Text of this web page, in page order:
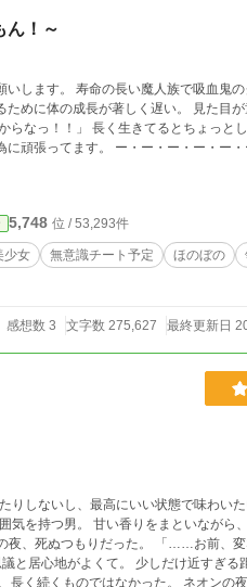
ん！～
リア・アメジール。
めに体の成長が著しく遅い。 見た目
・ー・ー・ー・ー ご指摘や
5,748 位 / 53,293件
少女 無意識チート予定 ほのぼの
感想数 3 文字数 275,627 最終更新日
ないし、最高にいい状態で味わいたいタイプ
気を持つ男。 甘い香りをまといながら
と居心地がよくて。 少しだけ近すぎ